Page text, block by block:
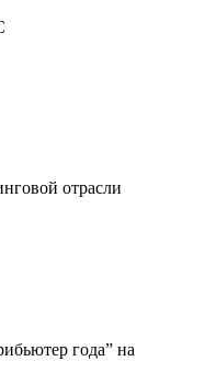
отрасли
года” на